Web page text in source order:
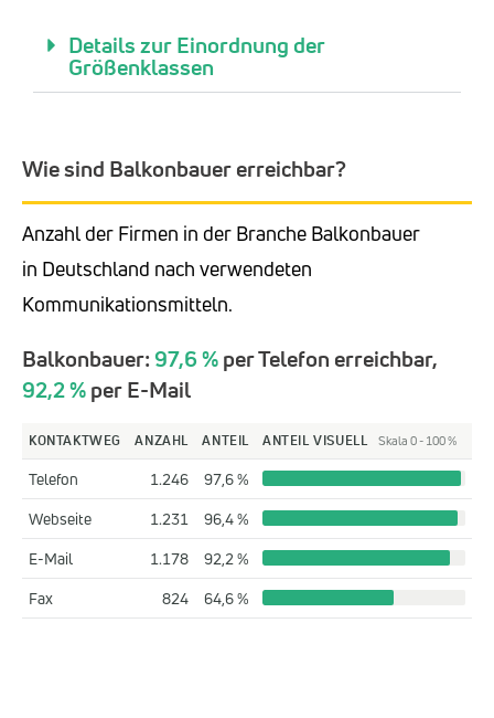
Details zur Einordnung der
Größenklassen
Wie sind Balkonbauer erreichbar?
Anzahl der Firmen in der Branche Balkonbauer
in Deutschland nach verwendeten
Kommunikationsmitteln.
Balkonbauer:97,6 %per Telefon erreichbar,
92,2 %per E-Mail
KONTAKTWEG ANZAHL ANTEIL ANTEIL VISUELL Skala 0 - 100 %
Telefon 1.246
97,6 %
Webseite
1.231
96,4 %
E-Mail
1.178
92,2 %
Fax
824 64,6 %